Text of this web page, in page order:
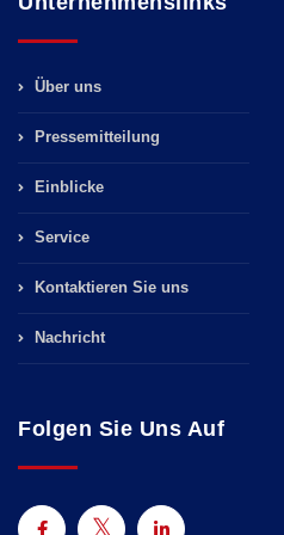
Über uns
Pressemitteilung
Einblicke
Service
Kontaktieren Sie uns
Nachricht
Folgen Sie Uns Auf